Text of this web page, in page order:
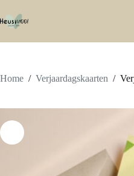
de
Home / Verjaardagskaarten /